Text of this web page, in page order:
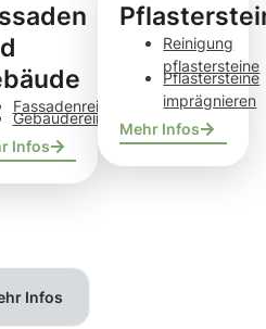
Fassadenreinigung
Gebäudereinigung
Infos
Reinigung
pflastersteine
Pflastersteine
imprägnieren
Mehr Infos
Infos